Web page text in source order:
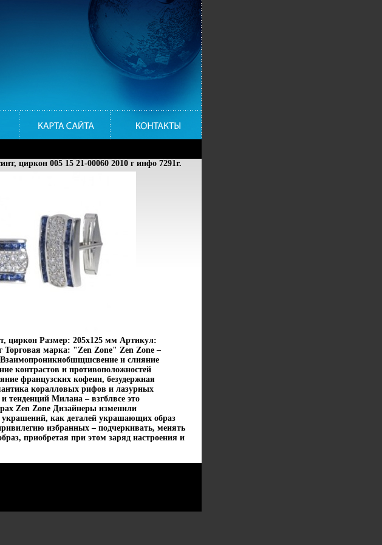
циркон 005 15 21-00060 2010 г инфо 7291r.
циркон Размер: 205х125 мм Артикул:
Торговая марка: "Zen Zone" Zen Zone –
и слияние
контрастов и противоположностей
французских кофеин, безудержная
коралловых рифов и лазурных
Милана – взгблвсе это
Zen Zone Дизайнеры изменили
украшений, как деталей украшающих образ
избранных – подчеркивать, менять
приобретая при этом заряд настроения и